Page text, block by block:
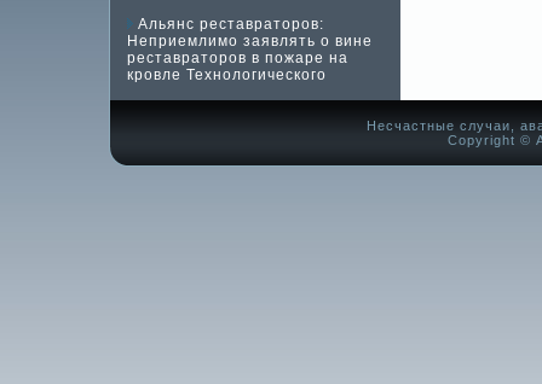
Альянс реставраторов:
Неприемлимо заявлять о вине
реставраторов в пожаре на
кровле Технологического
Несчастные случаи,
Copyright ©